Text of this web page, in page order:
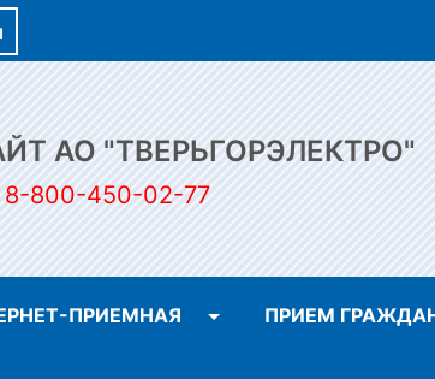
АО "ТВЕРЬГОРЭЛЕКТРО"
8-800-450-02-77
ПРИЕМНАЯ ПРИЕМ